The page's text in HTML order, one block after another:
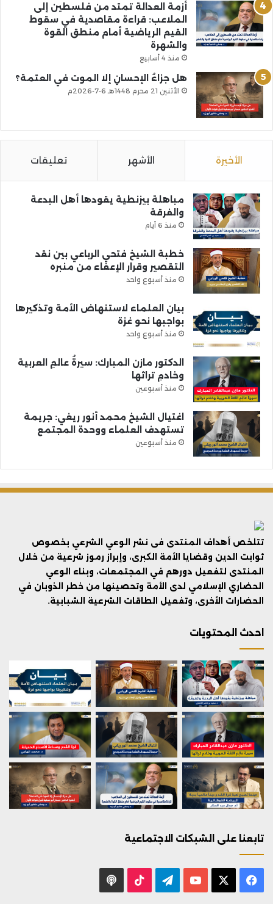
أزمة العدالة تمتد من فلسطين إلى
الملاعب: قراءة مقاصدية في سقوط
القيم الرياضية أمام منطق القوة
والشهرة
منذ 4 أسابيع
هل جزاءُ الإحسانِ إلا الموت في العتمة؟
الأثنين 21 محرم 1448هـ 6-7-2026م
الأخيرة الأشهر تعليقات
مباهلة بيزنطية يقودها أهل البدعة
والفرقة
منذ 6 أيام
خطبة الشيخ فتحي الرباعي بين نقد
التقصير وقرار الإعفاء من منبره
منذ أسبوع واحد
بيان العلماء لاستنهاض الأمة وتذكيرها
بواجبها نحو غزة
منذ أسبوع واحد
الدكتور مازن المبارك: سيرةُ عالمِ العربية
وخادمِ تراثها
منذ أسبوعين
اغتيال الشيخ محمد أنور ريغي: جريمة
تستهدف العلماء ووحدة المجتمع
منذ أسبوعين
تتلخص أهداف المنتدى فى نشر الوعي الشرعي بخصوص
ثوابت الدين وقضايا الأمة الكبرى، وإبراز رموز شرعية من خلال
المنتدى لتفعيل دورهم في المجتمعات، وبناء الوعي
الحضاري الإسلامي لدى الأمة وتحصينها من خطر الذوبان في
الحضارات الأخرى، وتفعيل الطاقات الشرعية الشبابية.
احدث المحتويات
تابعنا على الشبكات الاجتماعية
فيسبوك يوتيوب تيلقرام ‫TikTok